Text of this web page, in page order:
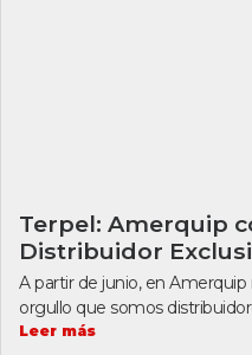
Terpel: Amerquip
Distribuidor
A partir de junio, en
orgullo que somos
Leer más